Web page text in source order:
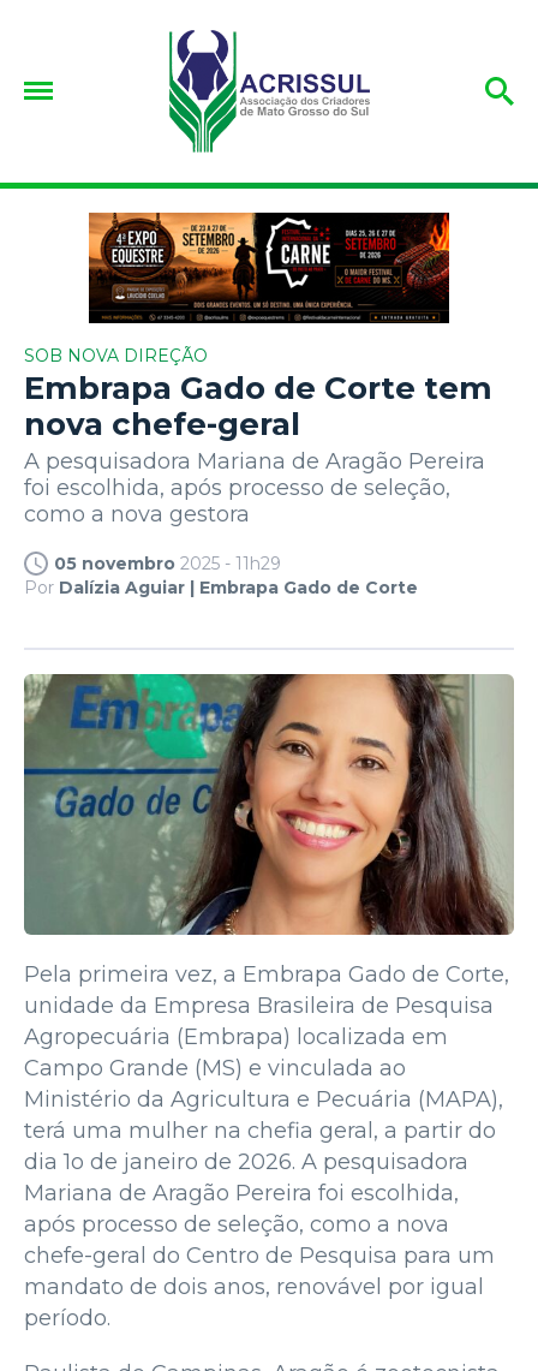
SOB NOVA DIREÇÃO
Embrapa Gado de Corte tem
nova chefe-geral
A pesquisadora Mariana de Aragão Pereira
foi escolhida, após processo de seleção,
como a nova gestora
05 novembro 2025 - 11h29
Por Dalízia Aguiar | Embrapa Gado de Corte
Pela primeira vez, a Embrapa Gado de Corte,
unidade da Empresa Brasileira de Pesquisa
Agropecuária (Embrapa) localizada em
Campo Grande (MS) e vinculada ao
Ministério da Agricultura e Pecuária (MAPA),
terá uma mulher na chefia geral, a partir do
dia 1o de janeiro de 2026. A pesquisadora
Mariana de Aragão Pereira foi escolhida,
após processo de seleção, como a nova
chefe-geral do Centro de Pesquisa para um
mandato de dois anos, renovável por igual
período.